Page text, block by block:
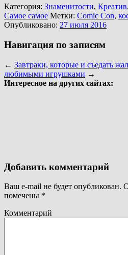
Категория: Знаменитости, Креатив,
Самое самое Метки: Comic Con,
Опубликовано: 27 июля 2016
Навигация по записям
← Завтраки, которые и съедать
любимыми игрушками →
Интересное на других сайтах:
Добавить комментарий
Ваш e-mail не будет опубликован.
помечены *
Комментарий